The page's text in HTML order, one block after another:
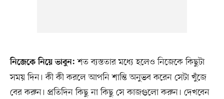
নিজেকে নিয়ে ভাবুন: শত ব্যস্ততার মধ্যে হলেও নিজেকে কিছুটা
সময় দিন। কী কী করলে আপনি শান্তি অনুভব করেন সেটা খুঁজে
বের করুন। প্রতিদিন কিছু না কিছু সে কাজগুলো করুন। দেখবেন